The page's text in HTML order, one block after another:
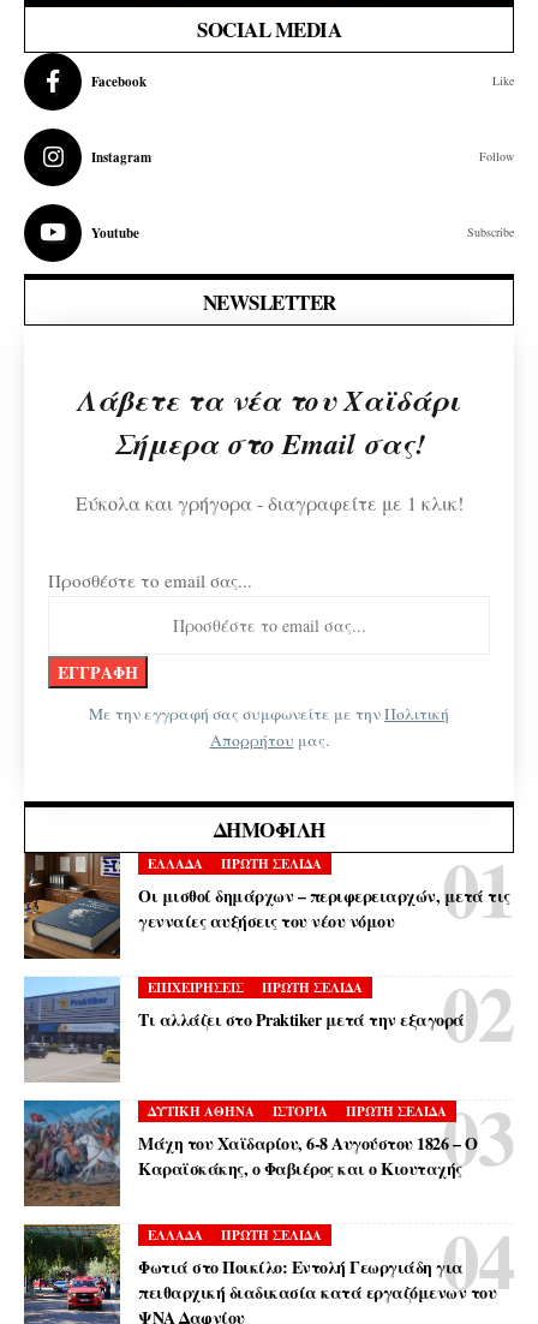
SOCIAL MEDIA
Facebook Like
Instagram Follow
Youtube Subscribe
NEWSLETTER
Λάβετε τα νέα του Χαϊδάρι
Σήμερα στο Email σας!
Εύκολα και γρήγορα - διαγραφείτε με 1 κλικ!
Προσθέστε το email σας...
Με την εγγραφή σας συμφωνείτε με τηνΠολιτική
Απορρήτου μας.
ΔΗΜΟΦΙΛΉ
ΕΛΛΑΔΑ ΠΡΩΤΗ ΣΕΛΙΔΑ
Οι μισθοί δημάρχων – περιφερειαρχών, μετά τις
γενναίες αυξήσεις του νέου νόμου
ΕΠΙΧΕΙΡΗΣΕΙΣ ΠΡΩΤΗ ΣΕΛΙΔΑ
Τι αλλάζει στο Praktiker μετά την εξαγορά
ΔΥΤΙΚΗ ΑΘΗΝΑ ΙΣΤΟΡΙΑ ΠΡΩΤΗ ΣΕΛΙΔΑ
Μάχη του Χαϊδαρίου, 6-8 Αυγούστου 1826 – Ο
Καραϊσκάκης, ο Φαβιέρος και ο Κιουταχής
ΕΛΛΑΔΑ ΠΡΩΤΗ ΣΕΛΙΔΑ
Φωτιά στο Ποικίλο: Εντολή Γεωργιάδη για
πειθαρχική διαδικασία κατά εργαζόμενων του
ΨΝΑ Δαφνίου